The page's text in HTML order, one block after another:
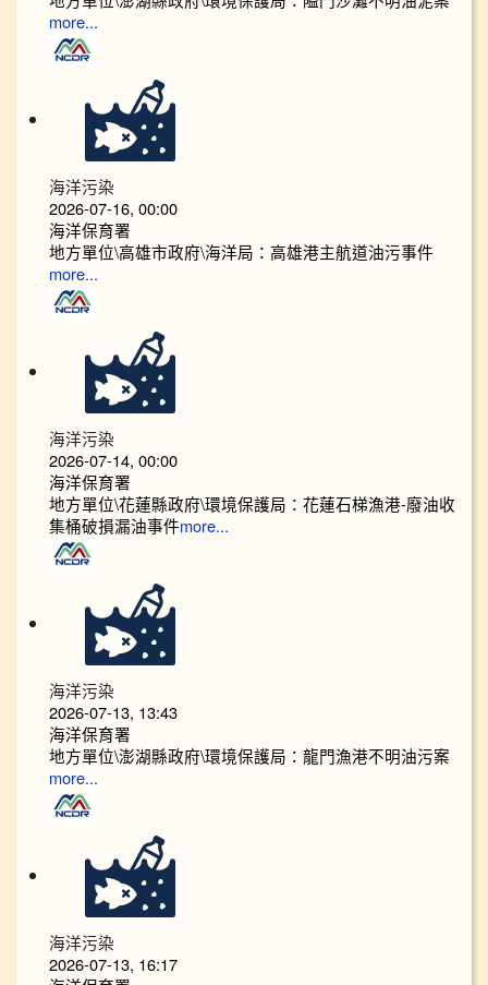
more...
海洋污染
2026-07-16, 00:00
海洋保育署
地方單位\高雄市政府\海洋局：高雄港主航道油污事件
more...
海洋污染
2026-07-14, 00:00
海洋保育署
地方單位\花蓮縣政府\環境保護局：花蓮石梯漁港-廢油收
集桶破損漏油事件more...
海洋污染
2026-07-13, 13:43
海洋保育署
地方單位\澎湖縣政府\環境保護局：龍門漁港不明油污案
more...
海洋污染
2026-07-13, 16:17